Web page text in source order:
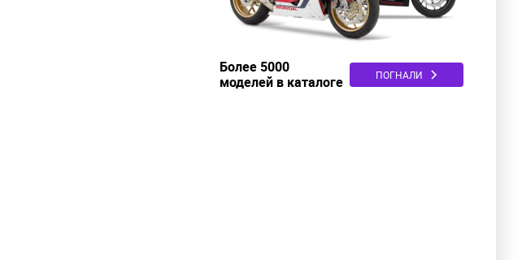
Более 5000
моделей в каталоге
ПОГНАЛИ